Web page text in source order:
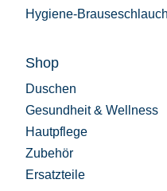
Hygiene-Brauseschlauch
Shop
Duschen
Gesundheit & Wellness
Hautpflege
Zubehör
Ersatzteile